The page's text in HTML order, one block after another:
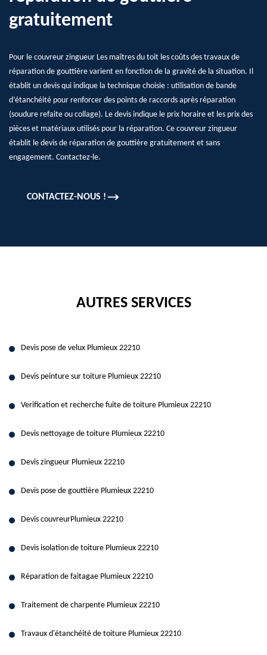
gratuitement
Pour le couvreur zingueur Les maîtres du toit les coûts des travaux de
réparation de gouttière varient en fonction de la gravité de la situation. Il
établit un devis qui indique la technique choisie : utilisation de bande
d’étanchéité pour renforcer des points de raccords après réparation
(soudure refaite ou collage). Le devis indique le prix horaire et les prix des
pièces et matériaux utilisés pour la réparation. Ce couvreur zingueur
établit le devis de réparation de gouttière gratuitement et sans
engagement. Contactez-le.
CONTACTEZ-NOUS !
AUTRES SERVICES
Devis pose de velux Plumieux 22210
Devis peinture sur toiture Plumieux 22210
Verification et recherche fuite de toiture Plumieux 22210
Devis nettoyage de toiture Plumieux 22210
Devis zingueur Plumieux 22210
Devis pose de gouttière Plumieux 22210
Devis couvreurPlumieux 22210
Devis isolation de toiture Plumieux 22210
Réparation de faitagae Plumieux 22210
Traitement de charpente Plumieux 22210
Travaux d'étanchéité de toiture Plumieux 22210